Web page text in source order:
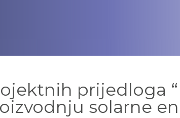
prijedloga
solarne